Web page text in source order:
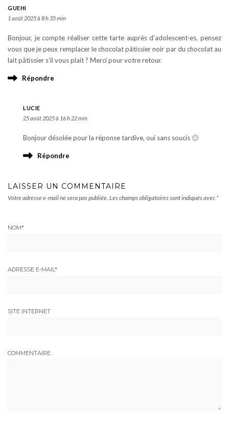
GUEHI
1 août 2025 à 8 h 35 min
Bonjour, je compte réaliser cette tarte auprès d’adolescent·es, pensez
vous que je peux remplacer le chocolat pâtissier noir par du chocolat au
lait pâtissier s’il vous plait ? Merci pour votre retour.
Répondre
LUCIE
25 août 2025 à 16 h 22 min
Bonjour désolée pour la réponse tardive, oui sans soucis 🙂
Répondre
LAISSER UN COMMENTAIRE
Votre adresse e-mail ne sera pas publiée. Les champs obligatoires sont indiqués avec *
NOM*
ADRESSE E-MAIL *
SITE INTERNET
COMMENTAIRE :